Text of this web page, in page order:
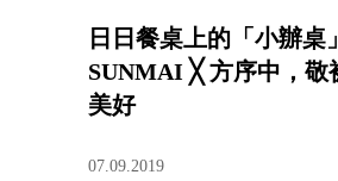
日日餐桌上的「小辦桌
SUNMAI ╳ 方序中，敬
美好
07.09.2019